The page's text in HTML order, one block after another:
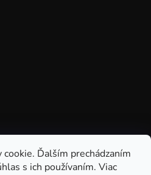
Ďalším prechádzaním
s ich používaním. Viac